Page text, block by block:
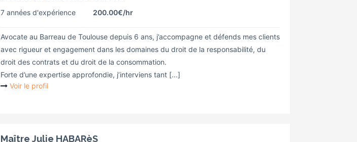
7 années d'expérience 200.00€/hr
Avocate au Barreau de Toulouse depuis 6 ans, j’accompagne et défends mes clients
avec rigueur et engagement dans les domaines du droit de la responsabilité, du
droit des contrats et du droit de la consommation.
Forte d’une expertise approfondie, j’interviens tant [...]
Voir le profil
Maître Julie HABARèS